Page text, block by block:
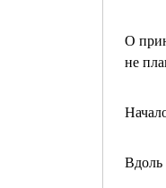
О
не
Вдоль